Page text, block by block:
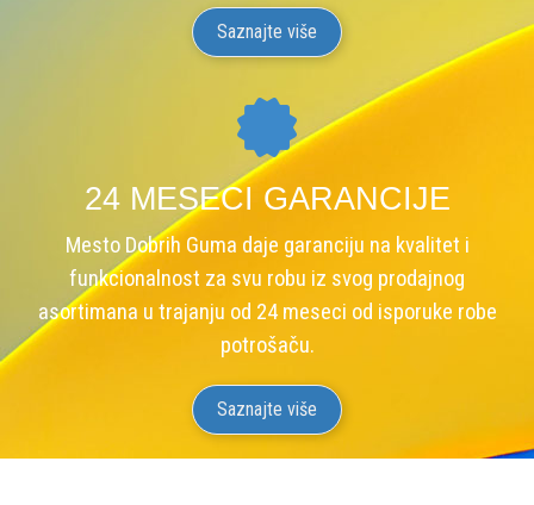
Saznajte više
24 MESECI GARANCIJE
Mesto Dobrih Guma daje garanciju na kvalitet i
funkcionalnost za svu robu iz svog prodajnog
asortimana u trajanju od 24 meseci od isporuke robe
potrošaču.
Saznajte više